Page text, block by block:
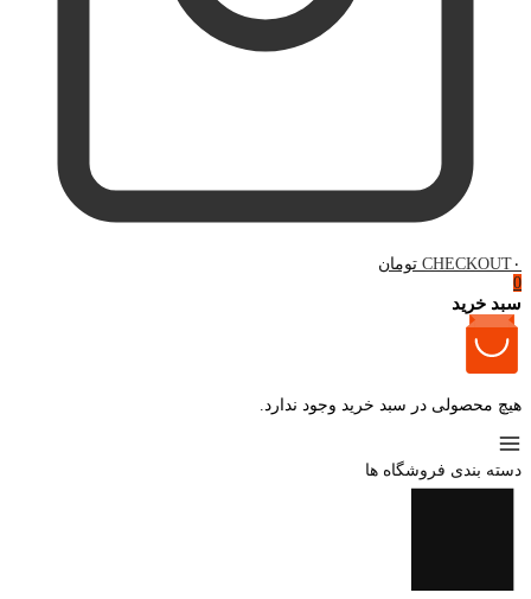
CHECKOUT ۰ تومان
0
سبد خرید
هیچ محصولی در سبد خرید وجود ندارد.
دسته بندی فروشگاه ها